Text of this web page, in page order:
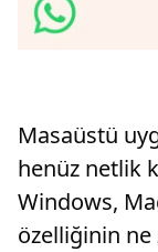
Masaüstü
henüz netlik
Windows,
özelliğinin